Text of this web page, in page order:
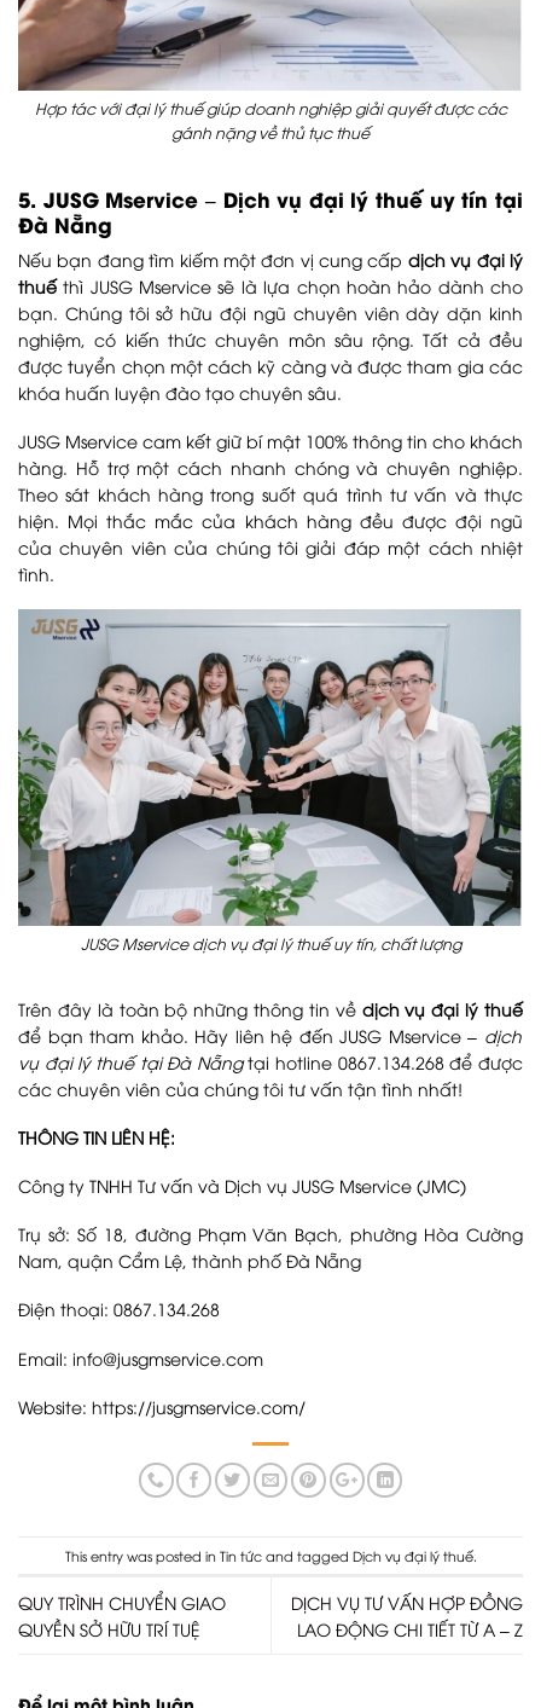
Hợp tác với đại lý thuế giúp doanh nghiệp giải quyết được các
gánh nặng về thủ tục thuế
5. JUSG Mservice – Dịch vụ đại lý thuế uy tín tại
Đà Nẵng
Nếu bạn đang tìm kiếm một đơn vị cung cấp dịch vụ đại lý
thuếthì JUSG Mservice sẽ là lựa chọn hoàn hảo dành cho
bạn. Chúng tôi sở hữu đội ngũ chuyên viên dày dặn kinh
nghiệm, có kiến thức chuyên môn sâu rộng. Tất cả đều
được tuyển chọn một cách kỹ càng và được tham gia các
khóa huấn luyện đào tạo chuyên sâu.
JUSG Mservice cam kết giữ bí mật 100% thông tin cho khách
hàng. Hỗ trợ một cách nhanh chóng và chuyên nghiệp.
Theo sát khách hàng trong suốt quá trình tư vấn và thực
hiện. Mọi thắc mắc của khách hàng đều được đội ngũ
của chuyên viên của chúng tôi giải đáp một cách nhiệt
tình.
JUSG Mservice dịch vụ đại lý thuế uy tín, chất lượng
Trên đây là toàn bộ những thông tin về dịch vụ đại lý thuế
để bạn tham khảo. Hãy liên hệ đến JUSG Mservice – dịch
vụ đại lý thuế tại Đà Nẵngtại hotline 0867.134.268 để được
các chuyên viên của chúng tôi tư vấn tận tình nhất!
THÔNG TIN LIÊN HỆ:
Công ty TNHH Tư vấn và Dịch vụ JUSG Mservice (JMC)
Trụ sở: Số 18, đường Phạm Văn Bạch, phường Hòa Cường
Nam, quận Cẩm Lệ, thành phố Đà Nẵng
Điện thoại: 0867.134.268
Email: info@jusgmservice.com
Website: https://jusgmservice.com/
This entry was posted in Tin tứcand tagged Dịch vụ đại lý thuế.
QUY TRÌNH CHUYỂN GIAO
QUYỀN SỞ HỮU TRÍ TUỆ
DỊCH VỤ TƯ VẤN HỢP ĐỒNG
LAO ĐỘNG CHI TIẾT TỪ A – Z